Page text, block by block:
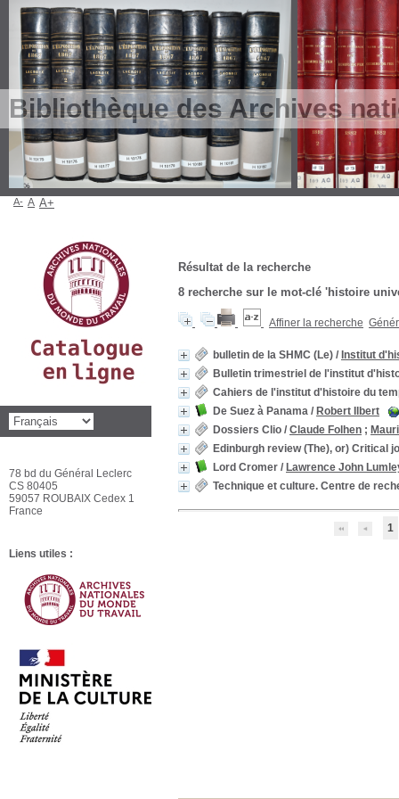
Bibliothèque des Archives
Résultat de la recherche
8 recherche sur le mot-clé 'histoire
Affiner la recherche
bulletin de la SHMC (Le) / Institut
Bulletin trimestriel de l'institut
Cahiers de l'institut d'histoire du
De Suez à Panama / Robert Ilbert
Dossiers Clio / Claude Folhen ;
Edinburgh review (The), or) Critical
Lord Cromer / Lawrence John
Technique et culture. Centre de
1
A- A A+
78 bd du Général Leclerc
CS 80405
59057 ROUBAIX Cedex 1
France
Liens utiles :